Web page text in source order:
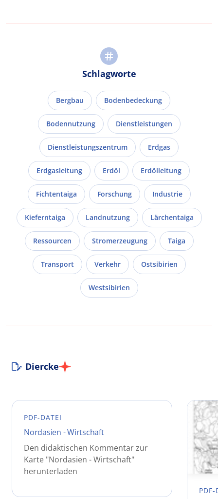
Schlagworte
Bergbau Bodenbedeckung
Bodennutzung Dienstleistungen
Dienstleistungszentrum Erdgas
Erdgasleitung Erdöl Erdölleitung
Fichtentaiga Forschung Industrie
Kieferntaiga Landnutzung Lärchentaiga
Ressourcen Stromerzeugung Taiga
Transport Verkehr Ostsibirien
Westsibirien
Diercke
PDF-DATEI
Nordasien - Wirtschaft
Den didaktischen Kommentar zur
Karte "Nordasien - Wirtschaft"
herunterladen
PDF-